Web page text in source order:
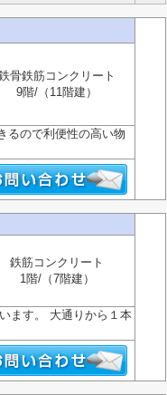
骨鉄筋コンクリート
9階/（11階建）
るので利便性の高い物
鉄筋コンクリート
1階/（7階建）
ます。 大通りから１本